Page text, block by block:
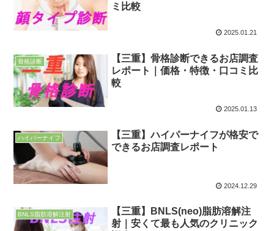
ミ比較
2025.01.21
骨格診断
【三重】骨格診断できるお店調査
レポート｜価格・特徴・口コミ比
較
2025.01.13
ハイパーナイフ
【三重】ハイパーナイフが格安で
できるお店調査レポート
2024.12.29
BNLS脂肪溶解注射
【三重】BNLS(neo)脂肪溶解注
射｜安くて最も人気のクリニック